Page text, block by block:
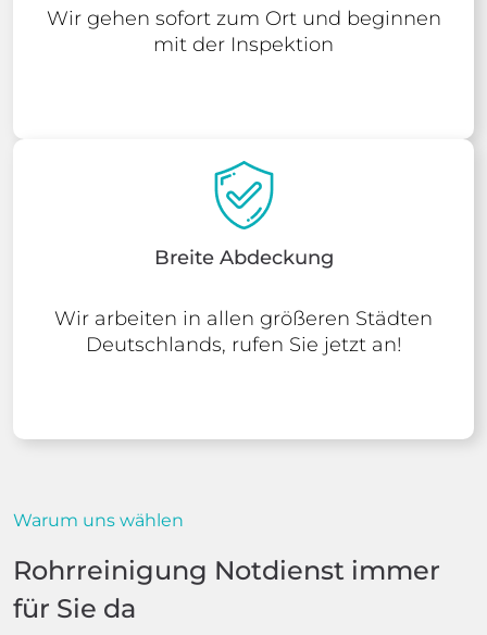
Wir gehen sofort zum Ort und beginnen
mit der Inspektion
Breite Abdeckung
Wir arbeiten in allen größeren Städten
Deutschlands, rufen Sie jetzt an!
Warum uns wählen
Rohrreinigung Notdienst immer
für Sie da